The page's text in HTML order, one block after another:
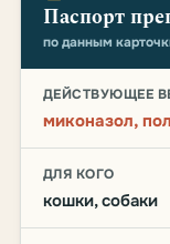
Паспорт
по данным
ДЕЙСТВУЮЩЕЕ
миконазол,
ДЛЯ КОГО
кошки, собаки